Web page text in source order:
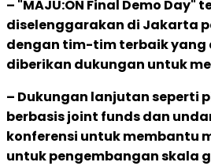
– "MAJU:ON Final Demo Day"
diselenggarakan di Jakarta
dengan tim-tim terbaik yang
diberikan dukungan untuk
– Dukungan lanjutan seperti
berbasis joint funds dan
konferensi untuk membantu
untuk pengembangan skala